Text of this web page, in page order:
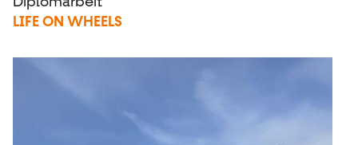
LIFE ON WHEELS